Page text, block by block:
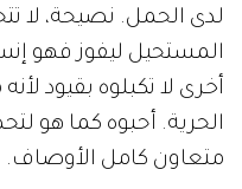
لدى الحمل. نصيحة، لا
المستحيل ليفوز فهو
أخرى لا تكبلوه بقيود
الحرية. أحبوه كما هو
متعاون كامل الأوصاف.